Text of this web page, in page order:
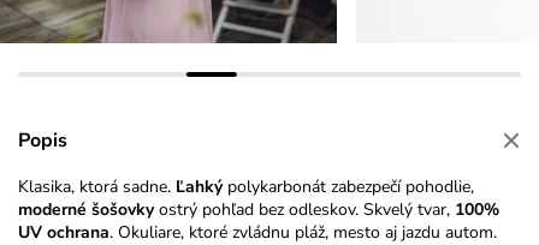
Popis
Klasika, ktorá sadne. Ľahkýpolykarbonát zabezpečí pohodlie,
moderné šošovkyostrý pohľad bez odleskov. Skvelý tvar, 100%
UV ochrana. Okuliare, ktoré zvládnu pláž, mesto aj jazdu autom.